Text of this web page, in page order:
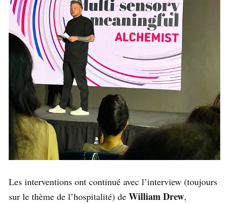
Les interventions ont continué avec l’interview (toujours
sur le thème de l’hospitalité) de William Drew,